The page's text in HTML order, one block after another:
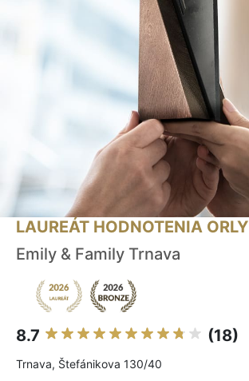
LAUREÁT HODNOTENIA ORLY
Emily & Family Trnava
8.7 (18)
Trnava, Štefánikova 130/40